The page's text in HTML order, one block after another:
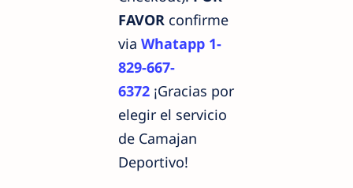
FAVOR confirme
via Whatapp 1-
829-667-
6372 ¡Gracias por
elegir el servicio
de Camajan
Deportivo!